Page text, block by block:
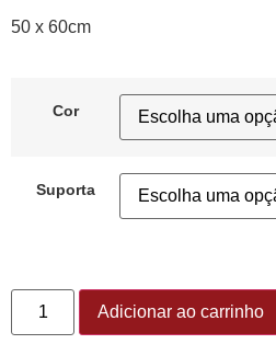
50 x 60cm
Cor
Suporta
Adicionar ao carrinho